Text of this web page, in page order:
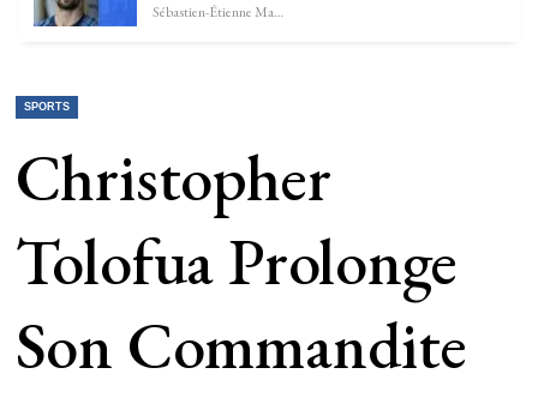
Sébastien-Étienne Marechal
SPORTS
Christopher
Tolofua Prolonge
Son Commandite